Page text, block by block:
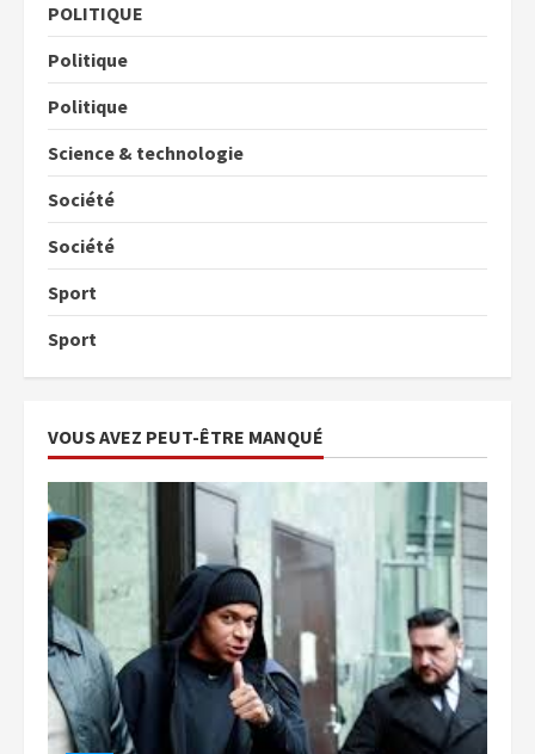
POLITIQUE
Politique
Politique
Science & technologie
Société
Société
Sport
Sport
VOUS AVEZ PEUT-ÊTRE MANQUÉ